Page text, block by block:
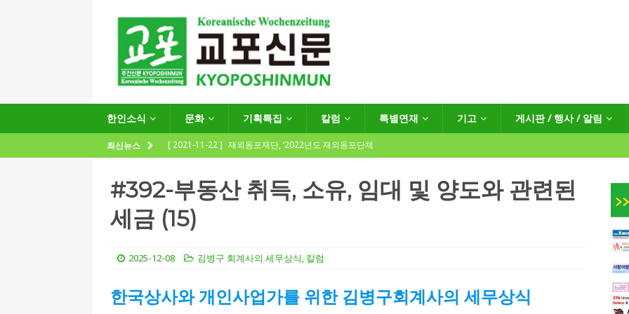
한인소식 문화 기획특집 칼럼 특별연재 기고 게시판 / 행사 / 알림
최신뉴스 [ 2021-11-22 ] 재외동포재단, ‘2022년도 재외동포단체
[ 2021-09-24 ] 함부르크한인회
제57회 정기총회 공고 및 제30대 한인회장선거 공고
(12.14일 기준)
게시판 / 행사 / 알림
[ 2026-07-27 ] “재독동포와 함께하는 재독일한인체육회로 거듭나겠습니다”
한인소식
#392-부동산 취득, 소유, 임대 및 양도와 관련된
세금 (15)
2025-12-08 김병구 회계사의 세무상식, 칼럼
한국상사와 개인사업가를 위한 김병구회계사의 세무상식